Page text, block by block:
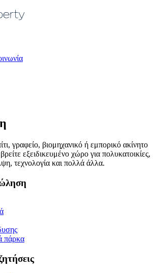
γραφείο, βιομηχανικό ή εμπορικό ακίνητο
εξειδικευμένο χώρο για πολυκατοικίες,
τεχνολογία και πολλά άλλα.
πάρκα